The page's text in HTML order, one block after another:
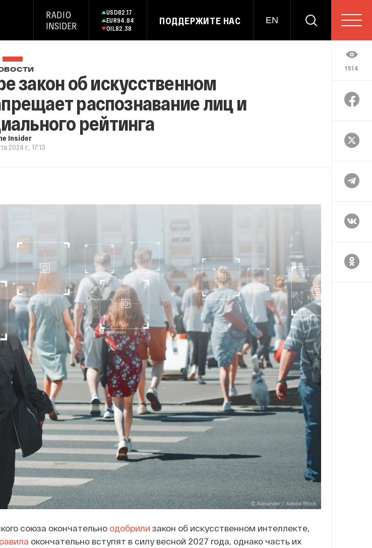
RADIO
INSIDER
USD82.17
EUR94.84
OIL82.38
ПОДДЕРЖИТЕ НАС EN
1514
закон об искусственном
распознавание лиц и
рейтинга
Insider
2024 г., 17:13
союза окончательно одобрили закон об искусственном интеллекте,
окончательно вступят в силу весной 2027 года, однако часть их